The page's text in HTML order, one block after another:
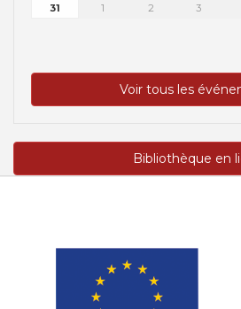
31
1 2 3
Voir tous les
Bibliothèque en